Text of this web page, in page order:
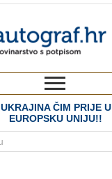
UKRAJINA ČIM PRIJE U
EUROPSKU UNIJU!!